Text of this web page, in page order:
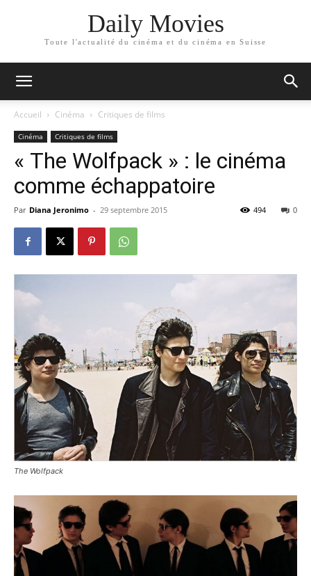
Daily Movies
Toute l'actualité du cinéma et du cinéma en Suisse
Accueil Cinéma Critiques de films
Cinéma Critiques de films
« The Wolfpack » : le cinéma
comme échappatoire
Par Diana Jeronimo - 29 septembre 2015 0
494
The Wolfpack